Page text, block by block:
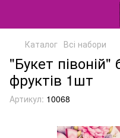
Каталог Всі набори
"Букет
фруктів 1шт
Артикул: 10068